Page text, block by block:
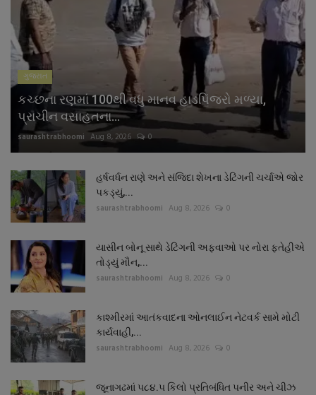
ગુજરાત
કચ્છના રણમાં 100થી વધુ માનવ હાડપિંજરો મળ્યા,
પ્રાચીન વસાહતના...
saurashtrabhoomi Aug 8, 2026 0
હર્ષવર્ધન રાણે અને સંજિદા શેખના ડેટિંગની ચર્ચાએ જોર
પકડ્યું,...
saurashtrabhoomi Aug 8, 2026 0
યાસીન બોનૂ સાથે ડેટિંગની અફવાઓ પર નોરા ફતેહીએ
તોડ્યું મૌન,...
saurashtrabhoomi Aug 8, 2026 0
કાશ્મીરમાં આતંકવાદના ઓનલાઈન નેટવર્ક સામે મોટી
કાર્યવાહી,...
saurashtrabhoomi Aug 8, 2026 0
જૂનાગઢમાં ૫૮૪.૫ કિલો પ્રતિબંધિત પનીર અને ચીઝ